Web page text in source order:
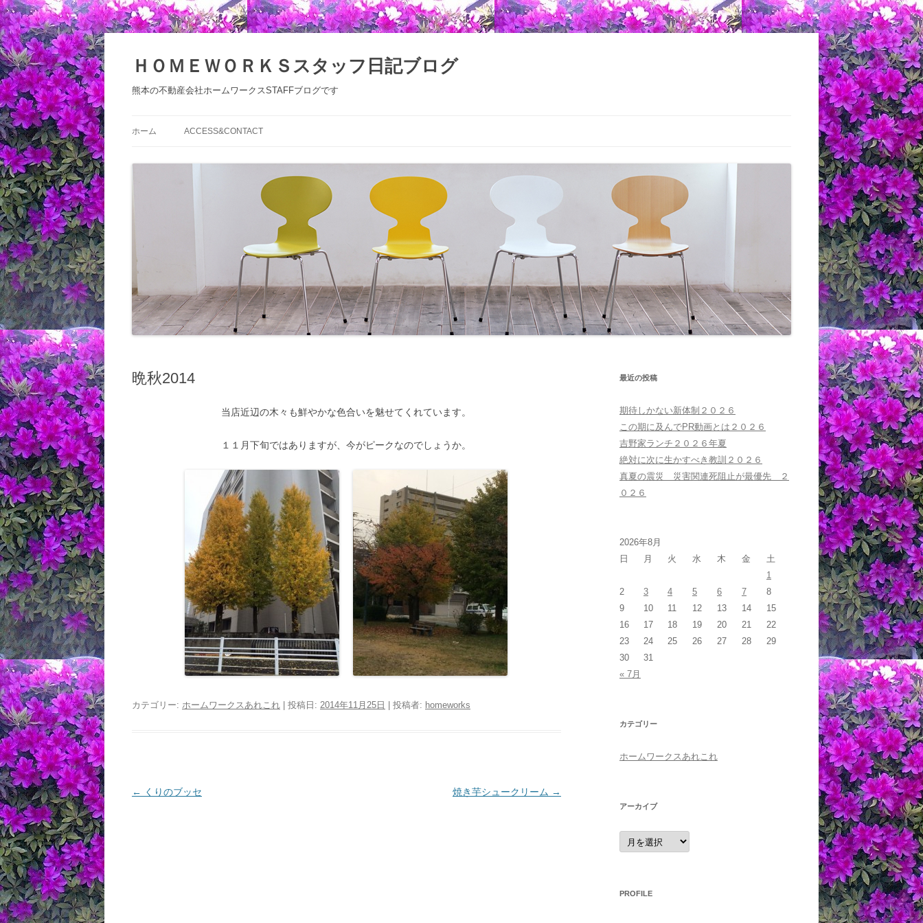
ン
ツ
へ
ス
ＨＯＭＥＷＯＲＫＳスタッフ日記ブログ
熊本の不動産会社ホームワークスSTAFFブログです
ホーム ACCESS&CONTACT
晩秋2014
当店近辺の木々も鮮やかな色合いを魅せてくれています。
１１月下旬ではありますが、今がピークなのでしょうか。
カテゴリー: ホームワークスあれこれ | 投稿日: 2014年11月25日 投稿者: homeworks
投
← くりのブッセ 焼き芋シュークリーム →
最近の投稿
期待しかない新体制２０２６
この期に及んでPR動画とは２０２６
吉野家ランチ２０２６年夏
絶対に次に生かすべき教訓２０２６
真夏の震災 災害関連死阻止が最優先 ２
０２６
2026年8月
日
月 火 水 木 金
土
1
2
3 4 5 6 7
8
9
10 11 12 13 14
15
16
17 18 19 20 21
22
23
24 25 26 27 28
29
30
31
« 7月
カテゴリー
ホームワークスあれこれ
アーカイブ
ア
ー
カ
PROFILE